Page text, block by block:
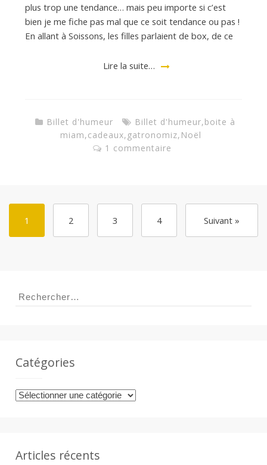
plus trop une tendance… mais peu importe si c’est
bien je me fiche pas mal que ce soit tendance ou pas !
En allant à Soissons, les filles parlaient de box, de ce
Lire la suite…
Billet d'humeur Billet d'humeur,boite à
miam,cadeaux, gatronomiz, Noël
1 commentaire
1 2 3 4 Suivant »
Rechercher :
Catégories
Catégories
Articles récents